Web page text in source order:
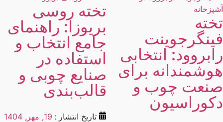
انتخابی
برای
چوب و
تخته روسی
بریوزا: راهنمای
جامع انتخاب و
استفاده در
صنایع چوبی و
قالب‌بندی
تاریخ انتشار : 19, مهر, 1404